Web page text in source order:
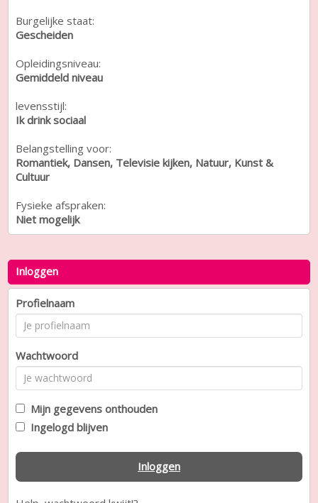
Burgelijke staat:
Gescheiden
Opleidingsniveau:
Gemiddeld niveau
levensstijl:
Ik drink sociaal
Belangstelling voor:
Romantiek, Dansen, Televisie kijken, Natuur, Kunst &
Cultuur
Fysieke afspraken:
Niet mogelijk
Inloggen
Profielnaam
Wachtwoord
Mijn gegevens onthouden
Ingelogd blijven
Inloggen